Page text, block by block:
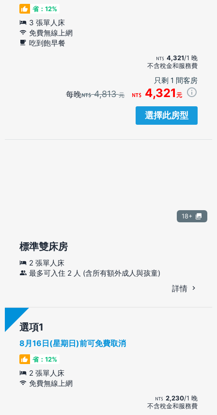
省：12%
3 張單人床
免費無線上網
吃到飽早餐
4,321/1 晚
不含稅金和服務費
只剩 1 間客房
每晚 4,813元 4,321 元
選擇此房型
18+
標準雙床房
2 張單人床
最多可入住 2 人 (含所有額外成人與孩童)
詳情
選項
8月16日(星期日)前可免費取消
省：12%
2 張單人床
免費無線上網
2,230/1 晚
不含稅金和服務費